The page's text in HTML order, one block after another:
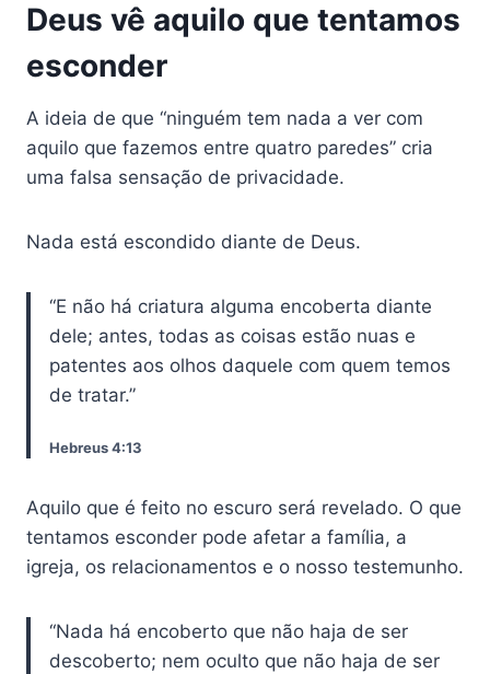
Deus vê aquilo que tentamos
esconder
A ideia de que “ninguém tem nada a ver com
aquilo que fazemos entre quatro paredes” cria
uma falsa sensação de privacidade.
Nada está escondido diante de Deus.
“E não há criatura alguma encoberta diante
dele; antes, todas as coisas estão nuas e
patentes aos olhos daquele com quem temos
de tratar.”
Hebreus 4:13
Aquilo que é feito no escuro será revelado. O que
tentamos esconder pode afetar a família, a
igreja, os relacionamentos e o nosso testemunho.
“Nada há encoberto que não haja de ser
descoberto; nem oculto que não haja de ser